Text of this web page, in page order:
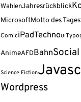
WahlenJahresrückblick
MicrosoftMotto des Tages
ComiciPadTechnoUI
AnimeAFDBahn
Science Fiction
Wordpress